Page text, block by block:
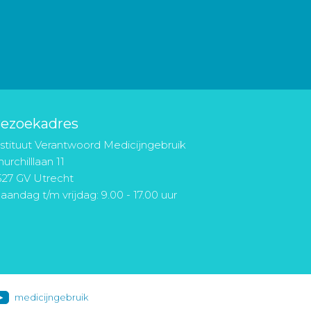
Verantwoord Medicijngebruik
11
GV Utrecht
t/m vrijdag: 9.00 - 17.00 uur
medicijngebruik